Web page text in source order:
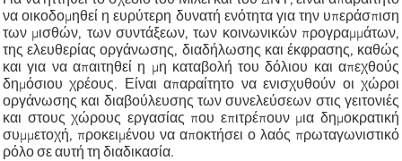
να οικοδομηθεί η ευρύτερη δυνατή ενότητα για την υπεράσπιση
των μισθών, των συντάξεων, των κοινωνικών προγραμμάτων,
της ελευθερίας οργάνωσης, διαδήλωσης και έκφρασης, καθώς
και για να απαιτηθεί η μη καταβολή του δόλιου και απεχθούς
δημόσιου χρέους. Είναι απαραίτητο να ενισχυθούν οι χώροι
οργάνωσης και διαβούλευσης των συνελεύσεων στις γειτονιές
και στους χώρους εργασίας που επιτρέπουν μια δημοκρατική
συμμετοχή, προκειμένου να αποκτήσει ο λαός πρωταγωνιστικό
ρόλο σε αυτή τη διαδικασία.